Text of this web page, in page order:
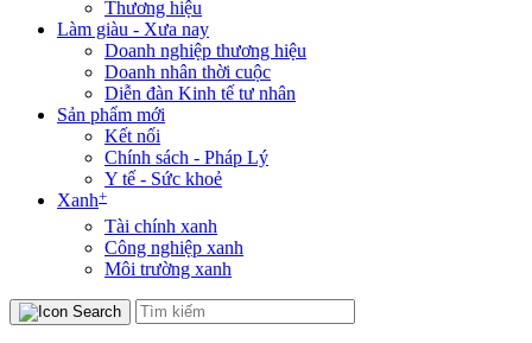
Thương hiệu
Làm giàu - Xưa nay
Doanh nghiệp thương hiệu
Doanh nhân thời cuộc
Diễn đàn Kinh tế tư nhân
Sản phẩm mới
Kết nối
Chính sách - Pháp Lý
Y tế - Sức khoẻ
Xanh+
Tài chính xanh
Công nghiệp xanh
Môi trường xanh